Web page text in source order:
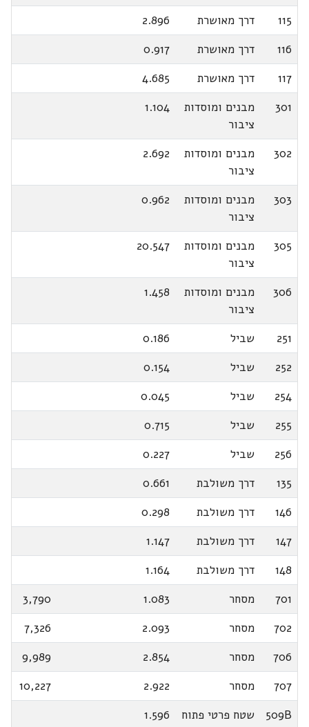
115
דרך מאושרת
2.896
116
דרך מאושרת
0.917
117
דרך מאושרת
4.685
301
מבנים ומוסדות
ציבור
1.104
302
מבנים ומוסדות
ציבור
2.692
303
מבנים ומוסדות
ציבור
0.962
305
מבנים ומוסדות
ציבור
20.547
306
מבנים ומוסדות
ציבור
1.458
251 שביל
0.186
252
שביל
0.154
254
שביל
0.045
255
שביל
0.715
256
שביל
0.227
135
דרך משולבת
0.661
146
דרך משולבת
0.298
147
דרך משולבת
1.147
148
דרך משולבת
1.164
701
מסחר 1.083
3,790
702
מסחר 2.093
7,326
706
מסחר 2.854
9,989
707
מסחר 2.922
10,227
509B
שטח פרטי פתוח 1.596